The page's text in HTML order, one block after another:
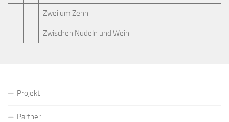
Zwei um Zehn
Zwischen Nudeln und Wein
Projekt
Partner